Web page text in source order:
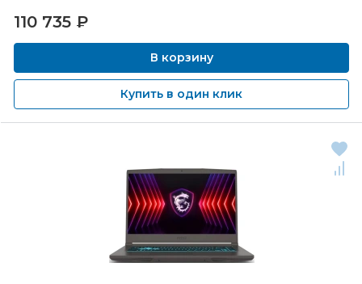
110 735 ₽
В корзину
Купить в один клик